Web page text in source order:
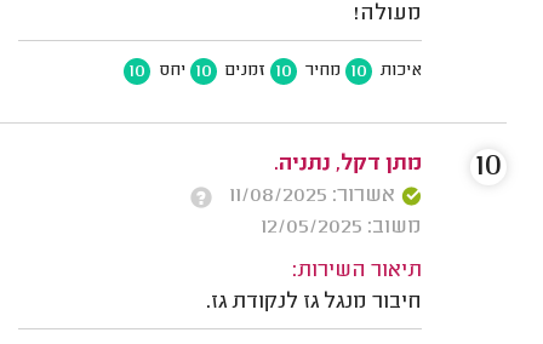
מעולה!
איכות 10 מחיר 10 זמנים 10 יחס 10
מתן דקל, נתניה.
אשרור: 11/08/2025
משוב: 12/05/2025
תיאור השירות:
חיבור מנגל גז לנקודת גז.
10